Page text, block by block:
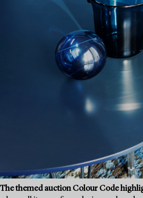
The themed auction Colour Code